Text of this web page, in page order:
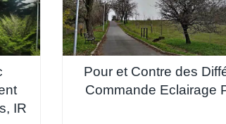
IR
Pour et Contre des
Commande Eclairage